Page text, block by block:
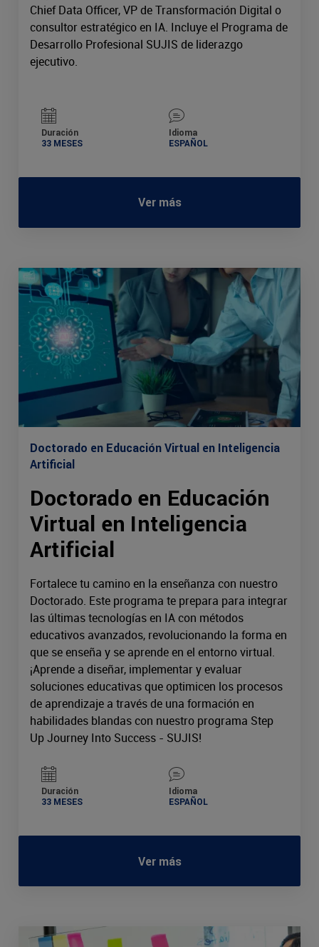
Chief Data Officer, VP de Transformación Digital o
consultor estratégico en IA. Incluye el Programa de
Desarrollo Profesional SUJIS de liderazgo
ejecutivo.
Duración
33 MESES
Idioma
ESPAÑOL
Ver más
Doctorado en Educación Virtual en Inteligencia
Artificial
Doctorado en Educación
Virtual en Inteligencia
Artificial
Fortalece tu camino en la enseñanza con nuestro
Doctorado. Este programa te prepara para integrar
las últimas tecnologías en IA con métodos
educativos avanzados, revolucionando la forma en
que se enseña y se aprende en el entorno virtual.
¡Aprende a diseñar, implementar y evaluar
soluciones educativas que optimicen los procesos
de aprendizaje a través de una formación en
habilidades blandas con nuestro programa Step
Up Journey Into Success - SUJIS!
Duración
33 MESES
Idioma
ESPAÑOL
Ver más